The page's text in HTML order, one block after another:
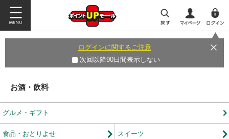
ログインに関するご注意
次回以降90日間表示しない
お酒・飲料
グルメ・ギフト
食品・おとりよせ スイーツ